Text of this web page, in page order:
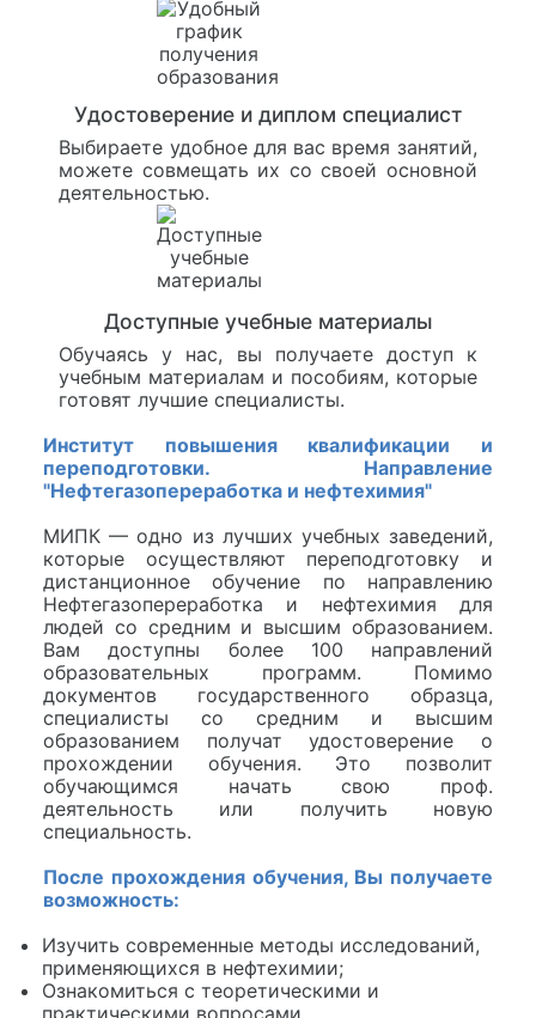
Удостоверение и диплом специалист
Выбираете удобное для вас время занятий,
можете совмещать их со своей основной
деятельностью.
Доступные учебные материалы
Обучаясь у нас, вы получаете доступ к
учебным материалам и пособиям, которые
готовят лучшие специалисты.
Институт повышения квалификации и
переподготовки. Направление
"Нефтегазопереработка и нефтехимия"
МИПК — одно из лучших учебных заведений,
которые осуществляют переподготовку и
дистанционное обучение по направлению
Нефтегазопереработка и нефтехимия для
людей со средним и высшим образованием.
Вам доступны более 100 направлений
образовательных программ. Помимо
документов государственного образца,
специалисты со средним и высшим
образованием получат удостоверение о
прохождении обучения. Это позволит
обучающимся начать свою проф.
деятельность или получить новую
специальность.
После прохождения обучения, Вы получаете
возможность:
Изучить современные методы исследований,
применяющихся в нефтехимии;
Ознакомиться с теоретическими и